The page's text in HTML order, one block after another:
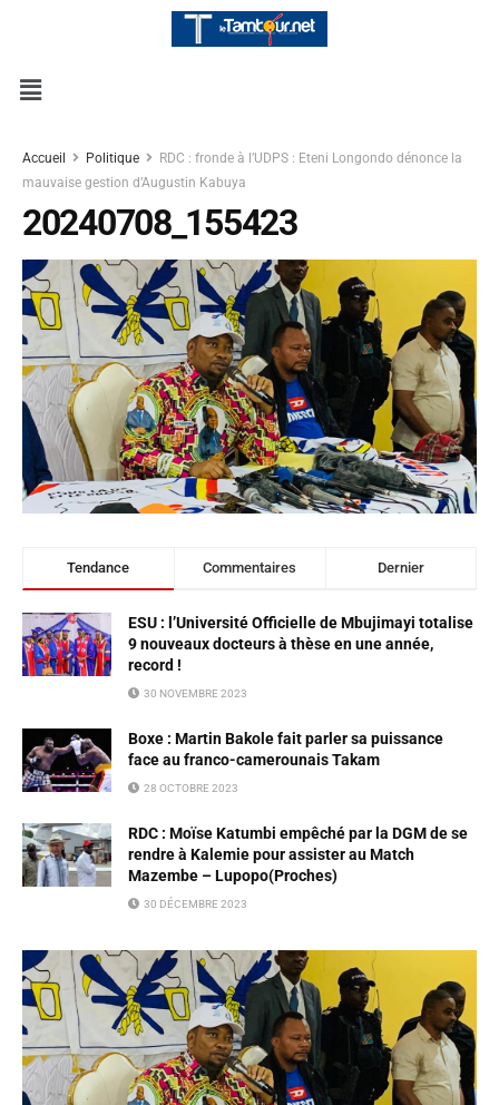
Accueil Politique
RDC : fronde à l’UDPS : Eteni Longondo dénonce la
mauvaise gestion d’Augustin Kabuya
20240708_155423
Tendance Commentaires Dernier
ESU : l’Université Officielle de Mbujimayi totalise
9 nouveaux docteurs à thèse en une année,
record !
30 NOVEMBRE 2023
Boxe : Martin Bakole fait parler sa puissance
face au franco-camerounais Takam
28 OCTOBRE 2023
RDC : Moïse Katumbi empêché par la DGM de se
rendre à Kalemie pour assister au Match
Mazembe – Lupopo(Proches)
30 DÉCEMBRE 2023